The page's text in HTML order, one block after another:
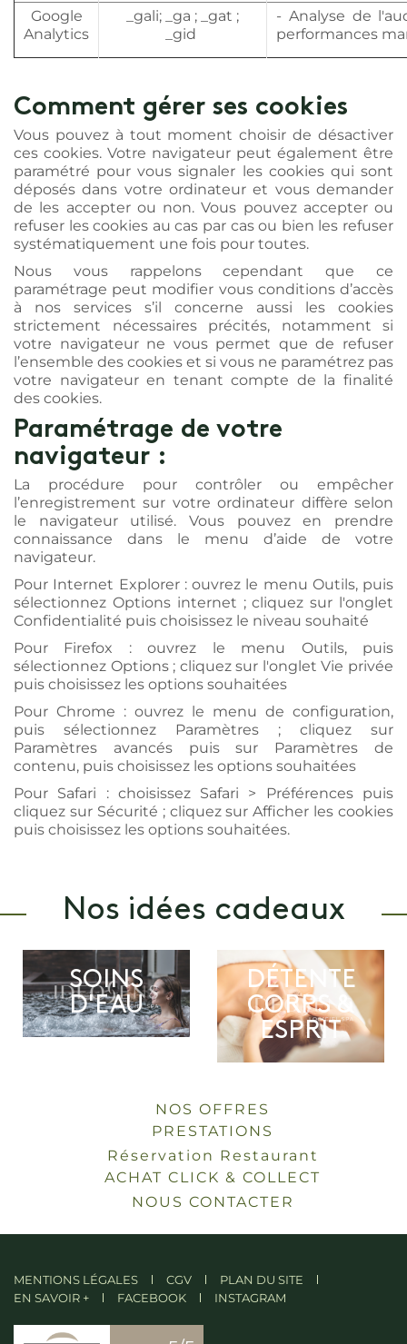
Google
Analytics
_gali; _ga ; _gat ;
_gid
- Analyse de
performances
Comment gérer ses cookies
Vous pouvez à tout moment choisir de désactiver
ces cookies. Votre navigateur peut également être
paramétré pour vous signaler les cookies qui sont
déposés dans votre ordinateur et vous demander
de les accepter ou non. Vous pouvez accepter ou
refuser les cookies au cas par cas ou bien les refuser
systématiquement une fois pour toutes.
Nous vous rappelons cependant que ce
paramétrage peut modifier vous conditions d’accès
à nos services s’il concerne aussi les cookies
strictement nécessaires précités, notamment si
votre navigateur ne vous permet que de refuser
l’ensemble des cookies et si vous ne paramétrez pas
votre navigateur en tenant compte de la finalité
des cookies.
Paramétrage de votre
navigateur :
La procédure pour contrôler ou empêcher
l’enregistrement sur votre ordinateur diffère selon
le navigateur utilisé. Vous pouvez en prendre
connaissance dans le menu d’aide de votre
navigateur.
Pour Internet Explorer : ouvrez le menu Outils, puis
sélectionnez Options internet ; cliquez sur l'onglet
Confidentialité puis choisissez le niveau souhaité
Pour Firefox : ouvrez le menu Outils, puis
sélectionnez Options ; cliquez sur l'onglet Vie privée
puis choisissez les options souhaitées
Pour Chrome : ouvrez le menu de configuration,
puis sélectionnez Paramètres ; cliquez sur
Paramètres avancés puis sur Paramètres de
contenu, puis choisissez les options souhaitées
Pour Safari : choisissez Safari > Préférences puis
cliquez sur Sécurité ; cliquez sur Afficher les cookies
puis choisissez les options souhaitées.
Nos idées cadeaux
SOINS
D'EAU
DÉTENTE
CORPS &
ESPRIT
NOS OFFRES
PRESTATIONS
Réservation Restaurant
ACHAT CLICK & COLLECT
NOUS CONTACTER
MENTIONS LÉGALES CGV
PLAN DU SITE
EN SAVOIR +
FACEBOOK INSTAGRAM